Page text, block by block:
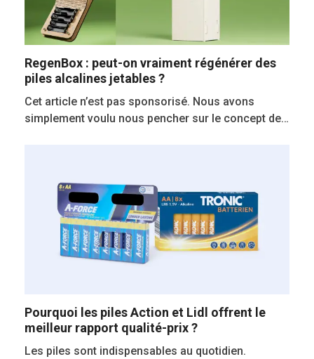
RegenBox : peut-on vraiment régénérer des
piles alcalines jetables ?
Cet article n’est pas sponsorisé. Nous avons
simplement voulu nous pencher sur le concept de…
Pourquoi les piles Action et Lidl offrent le
meilleur rapport qualité-prix ?
Les piles sont indispensables au quotidien.